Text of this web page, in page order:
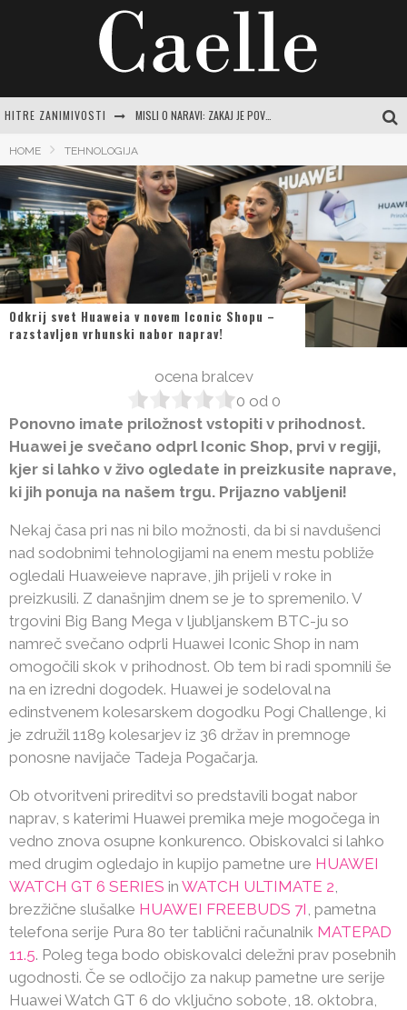
HITRE ZANIMIVOSTI
SAMSUNG URADNO PREDSTAVLJA GALAXY Z FOLD8 ULTRA, FOLD8, FLIP8, WATCH ULTRA2 IN WATCH9
MAGNEZIJEVO OLJE: SKRIVNOST ZA SPROSTITEV, SIJOČO KOŽO IN SPLOŠNO DOBRO POČUTJE
HOME TEHNOLOGIJA
Odkrij svet Huaweia v novem Iconic Shopu –
razstavljen vrhunski nabor naprav!
ocena bralcev
0 od 0
Ponovno imate priložnost vstopiti v prihodnost.
Huawei je svečano odprl Iconic Shop, prvi v regiji,
kjer si lahko v živo ogledate in preizkusite naprave,
ki jih ponuja na našem trgu. Prijazno vabljeni!
Nekaj časa pri nas ni bilo možnosti, da bi si navdušenci
nad sodobnimi tehnologijami na enem mestu pobliže
ogledali Huaweieve naprave, jih prijeli v roke in
preizkusili. Z današnjim dnem se je to spremenilo. V
trgovini Big Bang Mega v ljubljanskem BTC-ju so
namreč svečano odprli Huawei Iconic Shop in nam
omogočili skok v prihodnost. Ob tem bi radi spomnili še
na en izredni dogodek. Huawei je sodeloval na
edinstvenem kolesarskem dogodku Pogi Challenge, ki
je združil 1189 kolesarjev iz 36 držav in premnoge
ponosne navijače Tadeja Pogačarja.
Ob otvoritveni prireditvi so predstavili bogat nabor
naprav, s katerimi Huawei premika meje mogočega in
vedno znova osupne konkurenco. Obiskovalci si lahko
med drugim ogledajo in kupijo pametne ure HUAWEI
WATCH GT 6 SERIES in WATCH ULTIMATE 2,
brezžične slušalke HUAWEI FREEBUDS 7I , pametna
telefona serije Pura 80 ter tablični računalnik MATEPAD
11.5. Poleg tega bodo obiskovalci deležni prav posebnih
ugodnosti. Če se odločijo za nakup pametne ure serije
Huawei Watch GT 6 do vključno sobote, 18. oktobra,